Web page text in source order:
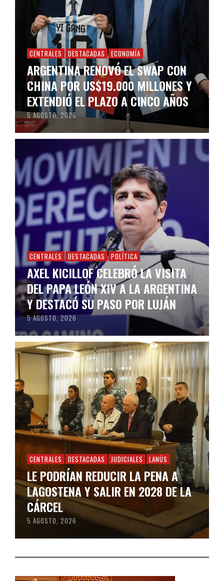
CENTRALES DESTACADAS ECONOMÍA
ARGENTINA RENOVÓ EL SWAP CON
CHINA POR US$19.000 MILLONES Y
EXTENDIÓ EL PLAZO A CINCO AÑOS
5 AGOSTO, 2026
CENTRALES DESTACADAS POLÍTICA
AXEL KICILLOF CELEBRÓ LA VISITA
DEL PAPA LEÓN XIV A LA ARGENTINA
Y DESTACÓ SU PASO POR LUJÁN
5 AGOSTO, 2026
CENTRALES DESTACADAS JUDICIALES LANÚS
LE PODRÍAN REDUCIR LA PENA A
LAGOSTENA Y SALIR EN 2028 DE LA
CÁRCEL
5 AGOSTO, 2026